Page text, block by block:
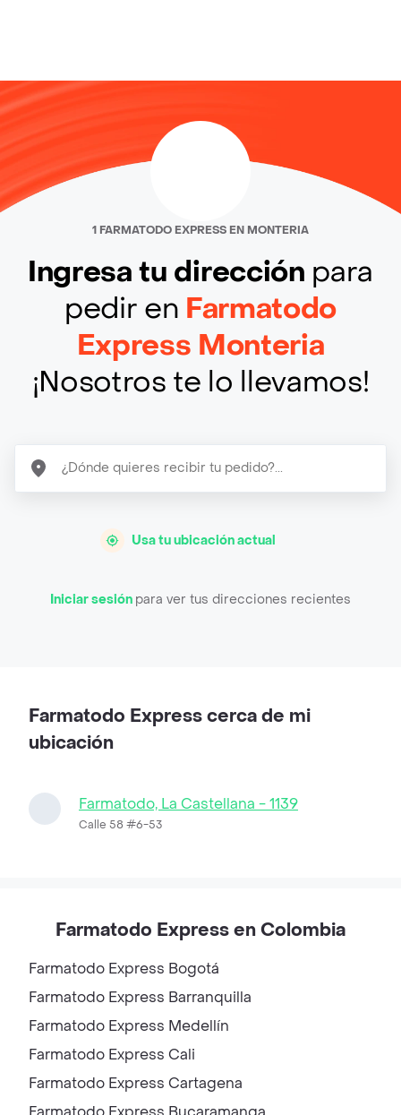
1 FARMATODO EXPRESS EN MONTERIA
Ingresa tu dirección para
pedir en Farmatodo
Express Monteria
¡Nosotros te lo llevamos!
Usa tu ubicación actual
Iniciar sesión para ver tus direcciones recientes
Farmatodo Express cerca de mi
ubicación
Farmatodo, La Castellana - 1139
Calle 58 #6-53
Farmatodo Express en Colombia
Farmatodo Express Bogotá
Farmatodo Express Barranquilla
Farmatodo Express Medellín
Farmatodo Express Cali
Farmatodo Express Cartagena